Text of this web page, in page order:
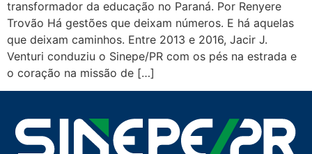
transformador da educação no Paraná. Por Renyere
Trovão Há gestões que deixam números. E há aquelas
que deixam caminhos. Entre 2013 e 2016, Jacir J.
Venturi conduziu o Sinepe/PR com os pés na estrada e
o coração na missão de […]